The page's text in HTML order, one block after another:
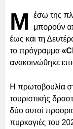
Μ έσω της
μπορούν
έως και τη
το πρόγραμμα
ανακοινώθηκε
Η πρωτοβουλία
τουριστικής
δύο αυτοί
πυρκαγιές του